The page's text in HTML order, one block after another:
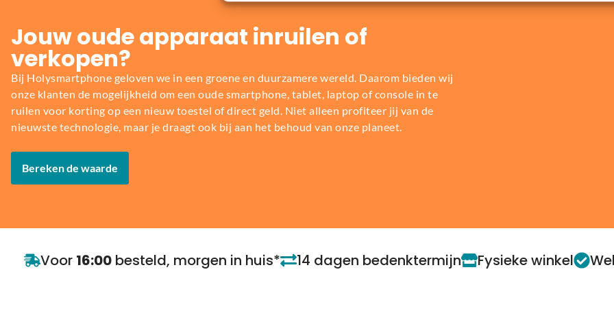
Jouw oude apparaat inruilen of
verkopen?
Bij Holysmartphone geloven we in een groene en duurzamere wereld. Daarom bieden wij
onze klanten de mogelijkheid om een oude smartphone, tablet, laptop of console in te
ruilen voor korting op een nieuw toestel of direct geld. Niet alleen profiteer jij van de
nieuwste technologie, maar je draagt ook bij aan het behoud van onze planeet.
Bereken de waarde
Voor 16:00 besteld, morgen in huis* 14 dagen bedenktermijn Fysieke winkel